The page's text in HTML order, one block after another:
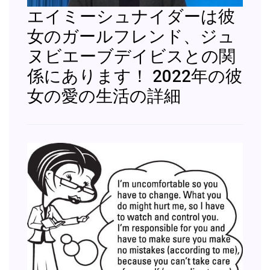
エイミーシュナイダーは彼
女のガールフレンド、ジュ
ヌビエーブデイビスとの関
係にあります！ 2022年の彼
女の愛の生活の詳細